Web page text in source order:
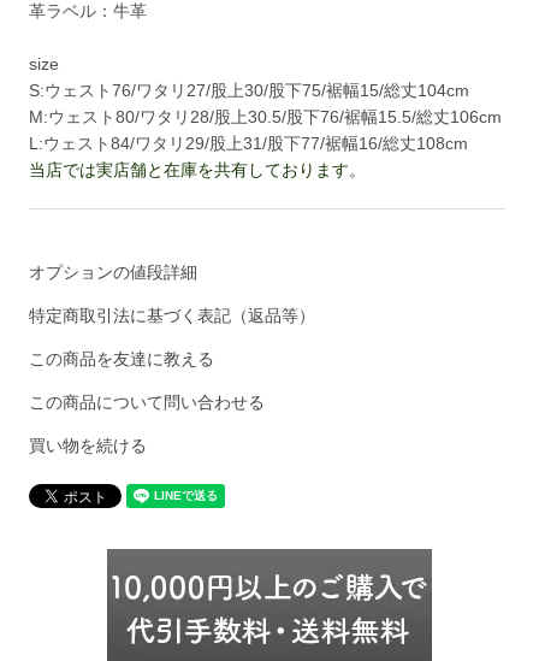
革ラベル：牛革
size
S:ウェスト76/ワタリ27/股上30/股下75/裾幅15/総丈104cm
M:ウェスト80/ワタリ28/股上30.5/股下76/裾幅15.5/総丈106cm
L:ウェスト84/ワタリ29/股上31/股下77/裾幅16/総丈108cm
当店では実店舗と在庫を共有しております。
オプションの値段詳細
特定商取引法に基づく表記（返品等）
この商品を友達に教える
この商品について問い合わせる
買い物を続ける